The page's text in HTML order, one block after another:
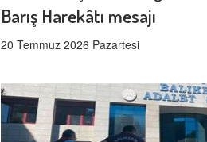
Barış Harekâtı mesajı
20 Temmuz 2026 Pazartesi